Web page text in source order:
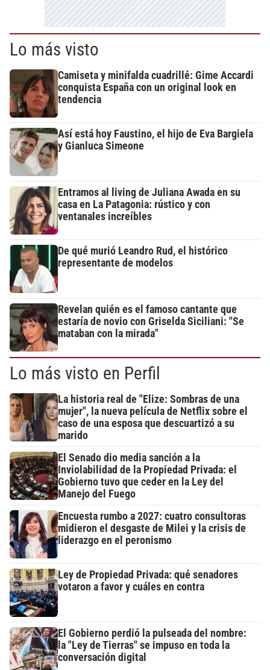
Lo más visto
Camiseta y minifalda cuadrillé: Gime Accardi
conquista España con un original look en
tendencia
Así está hoy Faustino, el hijo de Eva Bargiela
y Gianluca Simeone
Entramos al living de Juliana Awada en su
casa en La Patagonia: rústico y con
ventanales increíbles
De qué murió Leandro Rud, el histórico
representante de modelos
Revelan quién es el famoso cantante que
estaría de novio con Griselda Siciliani: "Se
mataban con la mirada"
Lo más visto en Perfil
La historia real de "Elize: Sombras de una
mujer", la nueva película de Netflix sobre el
caso de una esposa que descuartizó a su
marido
El Senado dio media sanción a la
Inviolabilidad de la Propiedad Privada: el
Gobierno tuvo que ceder en la Ley del
Manejo del Fuego
Encuesta rumbo a 2027: cuatro consultoras
midieron el desgaste de Milei y la crisis de
liderazgo en el peronismo
Ley de Propiedad Privada: qué senadores
votaron a favor y cuáles en contra
El Gobierno perdió la pulseada del nombre:
la "Ley de Tierras" se impuso en toda la
conversación digital